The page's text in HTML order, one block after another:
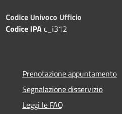
Codice Univoco Ufficio
Codice IPAc_i312
Prenotazione appuntamento
Segnalazione disservizio
Leggi le FAQ